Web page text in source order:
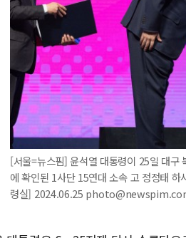
[서울=뉴스핌] 윤석열 대통령이 25일 대구
에 확인된 1사단 15연대 소속 고 정정태
령실] 2024.06.25